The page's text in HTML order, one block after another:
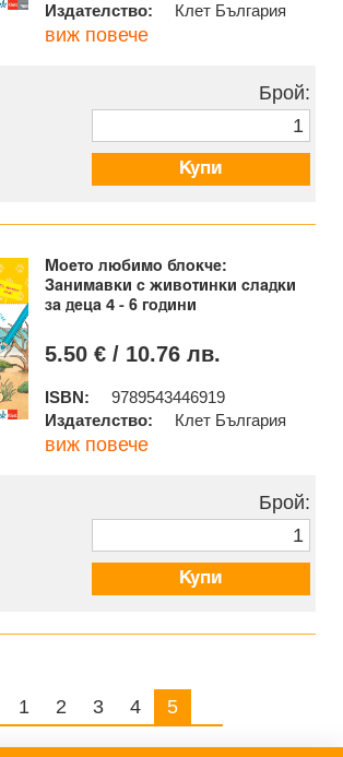
Издателство:
Клет България
виж повече
Брой:
Купи
Моето любимо блокче:
Занимавки с животинки сладки
за деца 4 - 6 години
5.50 € / 10.76 лв.
ISBN:
9789543446919
Издателство:
Клет България
виж повече
Брой:
Купи
1 2 3 4 5